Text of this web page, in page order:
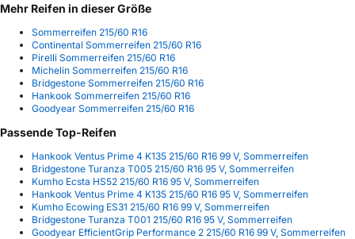
Mehr Reifen in dieser Größe
Sommerreifen 215/60 R16
Continental Sommerreifen 215/60 R16
Pirelli Sommerreifen 215/60 R16
Michelin Sommerreifen 215/60 R16
Bridgestone Sommerreifen 215/60 R16
Hankook Sommerreifen 215/60 R16
Goodyear Sommerreifen 215/60 R16
Passende Top-Reifen
Hankook Ventus Prime 4 K135 215/60 R16 99 V, Sommerreifen
Bridgestone Turanza T005 215/60 R16 95 V, Sommerreifen
Kumho Ecsta HS52 215/60 R16 95 V, Sommerreifen
Hankook Ventus Prime 4 K135 215/60 R16 95 V, Sommerreifen
Kumho Ecowing ES31 215/60 R16 99 V, Sommerreifen
Bridgestone Turanza T001 215/60 R16 95 V, Sommerreifen
Goodyear EfficientGrip Performance 2 215/60 R16 99 V, Sommerreifen